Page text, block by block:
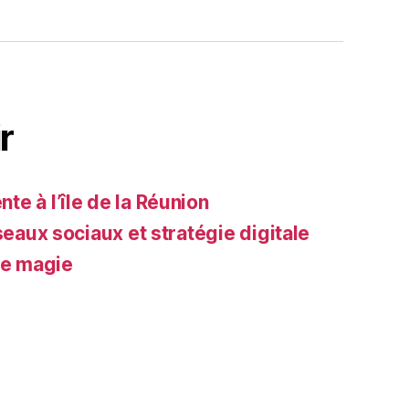
à l’île de la Réunion
sociaux et stratégie digitale
magie